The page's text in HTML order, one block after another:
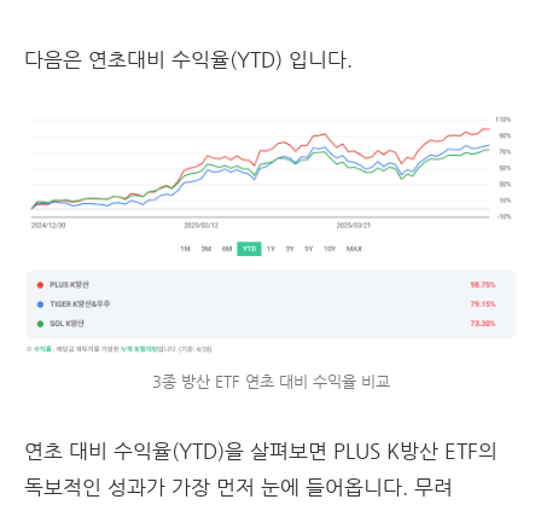
다음은 연초대비 수익율(YTD) 입니다.
3종 방산 ETF 연초 대비 수익율 비교
연초 대비 수익율(YTD)을 살펴보면 PLUS K방산 ETF의
독보적인 성과가 가장 먼저 눈에 들어옵니다. 무려